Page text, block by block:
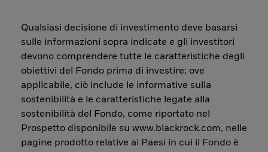
Qualsiasi decisione di investimento deve basarsi
sulle informazioni sopra indicate e gli investitori
devono comprendere tutte le caratteristiche degli
obiettivi del Fondo prima di investire; ove
applicabile, ciò include le informative sulla
sostenibilità e le caratteristiche legate alla
sostenibilità del Fondo, come riportato nel
Prospetto disponibile su www.blackrock.com, nelle
pagine prodotto relative ai Paesi in cui il Fondo è